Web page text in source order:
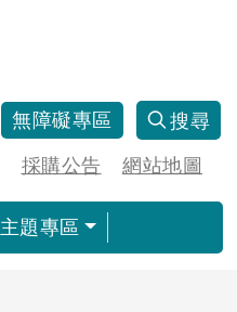
無障礙專區 搜尋
採購公告 網站地圖
主題專區